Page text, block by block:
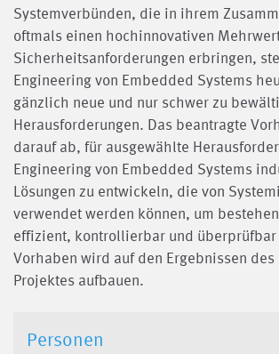
Systemverbünden, die in ihrem
oftmals einen hochinnovativen
Sicherheitsanforderungen erbringen,
Engineering von Embedded Systems
gänzlich neue und nur schwer zu
Herausforderungen. Das beantragte
darauf ab, für ausgewählte
Engineering von Embedded Systems
Lösungen zu entwickeln, die von
verwendet werden können, um
effizient, kontrollierbar und überprüfbar
Vorhaben wird auf den Ergebnissen des
Projektes aufbauen.
Personen